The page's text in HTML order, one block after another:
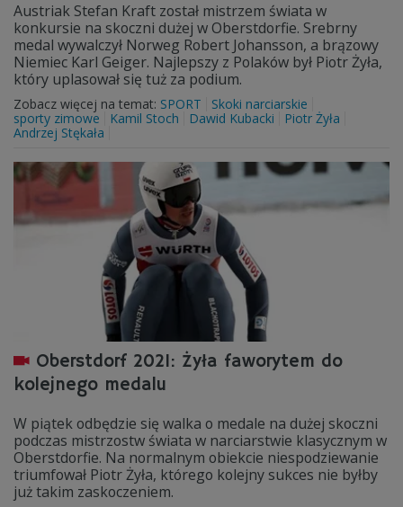
Austriak Stefan Kraft został mistrzem świata w
konkursie na skoczni dużej w Oberstdorfie. Srebrny
medal wywalczył Norweg Robert Johansson, a brązowy
Niemiec Karl Geiger. Najlepszy z Polaków był Piotr Żyła,
który uplasował się tuż za podium.
Zobacz więcej na temat: SPORT
Skoki narciarskie
sporty zimowe
Kamil Stoch Dawid Kubacki
Piotr Żyła
Andrzej Stękała
Oberstdorf 2021: Żyła faworytem do
kolejnego medalu
W piątek odbędzie się walka o medale na dużej skoczni
podczas mistrzostw świata w narciarstwie klasycznym w
Oberstdorfie. Na normalnym obiekcie niespodziewanie
triumfował Piotr Żyła, którego kolejny sukces nie byłby
już takim zaskoczeniem.